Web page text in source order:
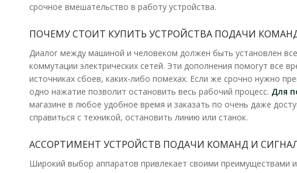
срочное вмешательство в работу устройства.
ПОЧЕМУ СТОИТ КУПИТЬ УСТРОЙСТВА ПОДАЧИ
Диалог между машиной и человеком должен быть установлен
коммутации электрических сетей. Эти дополнения помогут
источниках сбоев, каких-либо помехах. Если же срочно нужно
одно нажатие позволит остановить весь рабочий процесс. Для
магазине в любое удобное время и заказать по очень даже
справиться с техникой, остановить линию или станок.
АССОРТИМЕНТ УСТРОЙСТВ ПОДАЧИ КОМАНД И
Широкий выбор аппаратов привлекает своими преимуществами